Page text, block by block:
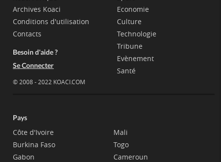
Archives Koaci
Conditions d'utilisation
Contacts
Besoin d'aide ?
Se Connecter
© 2008 - 2022 KOACI.COM
Economie
Culture
Technologie
Tribune
Evènement
Santé
Pays
Côte d'Ivoire
Burkina Faso
Gabon
Mali
Togo
Cameroun